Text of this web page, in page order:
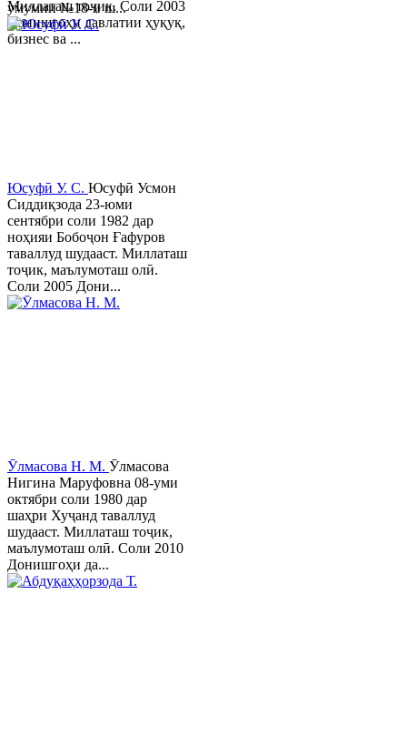
Миллаташ тоҷик. Соли 2003
Донишгоҳи давлатии ҳуқуқ,
бизнес ва ...
умумии №18-и ш...
Юсуфӣ У. C. Юсуфӣ Усмон
Сиддиқзода 23-юми
сентябри соли 1982 дар
ноҳияи Бобоҷон Ғафуров
таваллуд шудааст. Миллаташ
тоҷик, маълумоташ олӣ.
Соли 2005 Дони...
Ӯлмасова Н. М. Ӯлмасова
Нигина Маруфовна 08-уми
октябри соли 1980 дар
шаҳри Хуҷанд таваллуд
шудааст. Миллаташ тоҷик,
маълумоташ олӣ. Соли 2010
Донишгоҳи да...